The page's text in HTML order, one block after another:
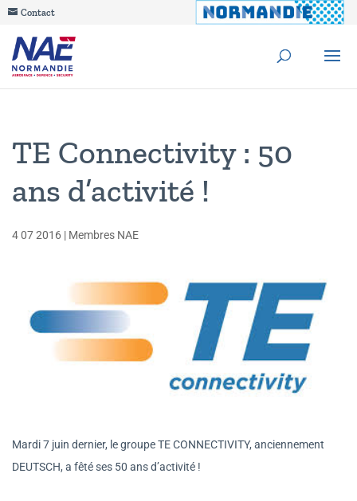
Contact
TE Connectivity : 50
ans d’activité !
4 07 2016 | Membres NAE
Mardi 7 juin dernier, le groupe TE CONNECTIVITY, anciennement
DEUTSCH, a fêté ses 50 ans d’activité !